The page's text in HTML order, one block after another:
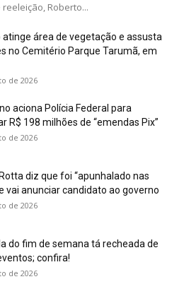
Roberto...
atinge área de vegetação e assusta
no Cemitério Parque Tarumã, em
de 2026
aciona Polícia Federal para
R$ 198 milhões de “emendas Pix”
de 2026
diz que foi “apunhalado nas
vai anunciar candidato ao governo
de 2026
do fim de semana tá recheada de
confira!
de 2026